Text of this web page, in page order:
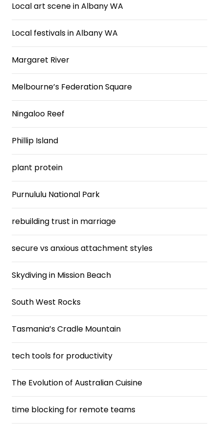
Local art scene in Albany WA
Local festivals in Albany WA
Margaret River
Melbourne’s Federation Square
Ningaloo Reef
Phillip Island
plant protein
Purnululu National Park
rebuilding trust in marriage
secure vs anxious attachment styles
Skydiving in Mission Beach
South West Rocks
Tasmania’s Cradle Mountain
tech tools for productivity
The Evolution of Australian Cuisine
time blocking for remote teams